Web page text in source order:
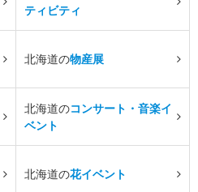
ティビティ
北海道の物産展
北海道のコンサート・音楽イ
ベント
北海道の花イベント